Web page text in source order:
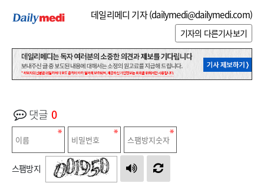
데일리메디 기자 (dailymedi@dailymedi.com)
기자의 다른기사보기
댓글 0
스팸방지